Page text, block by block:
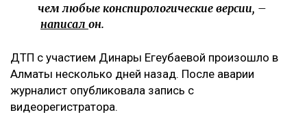
чем любые конспирологические версии, –
написал он.
ДТП с участием Динары Егеубаевой произошло в
Алматы несколько дней назад. После аварии
журналист опубликовала запись с
видеорегистратора.